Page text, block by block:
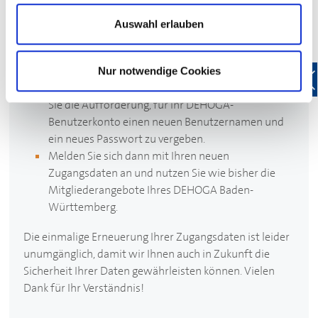
Auswahl erlauben
Nur notwendige Cookies
Geben Sie wie gewohnt Ihren bekannten
und Ihr Passwort ein, um sich bei MeinDEHOGA
anzumelden.
Nach der Anmeldung bei MeinDEHOGAerhalten
Sie die Aufforderung, für IhrDEHOGA-
Benutzerkonto einen neuen Benutzernamen und
ein neues Passwort zu vergeben.
Melden Sie sich dann mit Ihren neuen
Zugangsdaten an und nutzen Sie wie bisher die
Mitgliederangebote Ihres DEHOGABaden-
Württemberg.
Die einmalige Erneuerung Ihrer Zugangsdaten ist leider
unumgänglich, damit wir Ihnen auch in Zukunft die
Sicherheit Ihrer Daten gewährleisten können. Vielen
Dank für Ihr Verständnis!